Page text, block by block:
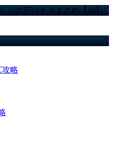
ングデバイスまとめ【ad】
攻略